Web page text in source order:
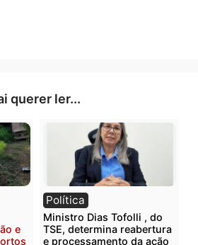
é provável que o calor
essencial que todos estejam
Publicidade